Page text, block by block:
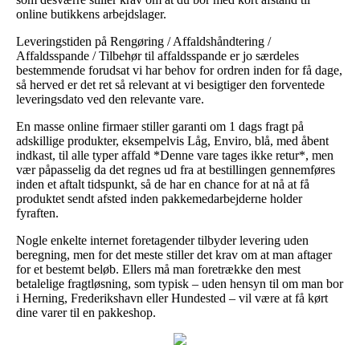
online butikkens arbejdslager.
Leveringstiden på Rengøring / Affaldshåndtering /
Affaldsspande / Tilbehør til affaldsspande er jo særdeles
bestemmende forudsat vi har behov for ordren inden for få dage,
så herved er det ret så relevant at vi besigtiger den forventede
leveringsdato ved den relevante vare.
En masse online firmaer stiller garanti om 1 dags fragt på
adskillige produkter, eksempelvis Låg, Enviro, blå, med åbent
indkast, til alle typer affald *Denne vare tages ikke retur*, men
vær påpasselig da det regnes ud fra at bestillingen gennemføres
inden et aftalt tidspunkt, så de har en chance for at nå at få
produktet sendt afsted inden pakkemedarbejderne holder
fyraften.
Nogle enkelte internet foretagender tilbyder levering uden
beregning, men for det meste stiller det krav om at man aftager
for et bestemt beløb. Ellers må man foretrække den mest
betalelige fragtløsning, som typisk – uden hensyn til om man bor
i Herning, Frederikshavn eller Hundested – vil være at få kørt
dine varer til en pakkeshop.